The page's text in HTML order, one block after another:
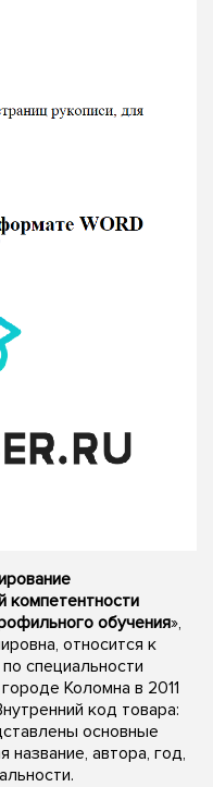
компетентности
обучения»,
относится к
специальности
Коломна в 2011
код товара:
основные
название, автора, год,